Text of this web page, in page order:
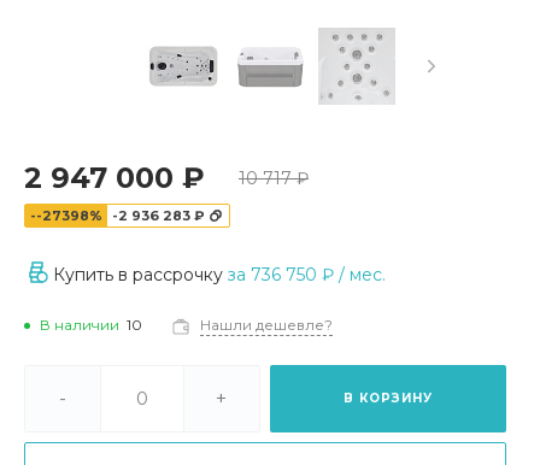
2 947 000 ₽ 10 717 ₽
--27398% -2 936 283 ₽
Купить в рассрочку за 736 750 ₽ / мес.
В наличии 10 Нашли дешевле?
- + В КОРЗИНУ